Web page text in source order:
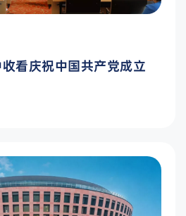
看庆祝中国共产党成立